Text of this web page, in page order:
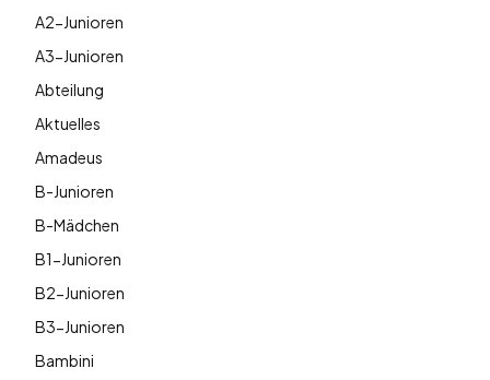
A2-Junioren
A3-Junioren
Abteilung
Aktuelles
Amadeus
B-Junioren
B-Mädchen
B1-Junioren
B2-Junioren
B3-Junioren
Bambini